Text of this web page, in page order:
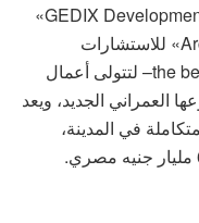
داخل مدينة السادات، أعلنت شركة «GEDIX Developments»
عن تعاقدها الرسمي مع شركة «Archrete» للاستشارات
الهندسية –الحاصلة على جائزة the best 2025– لتتولى أعمال
العمراني الجديد، ويعد
في المدينة،